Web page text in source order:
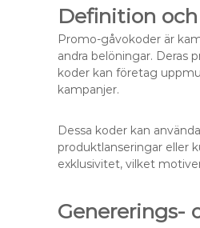
Definition
Promo-gåvokoder är
andra belöningar. Deras
koder kan företag
kampanjer.
Dessa koder kan
produktlanseringar eller
exklusivitet, vilket
Genererings-